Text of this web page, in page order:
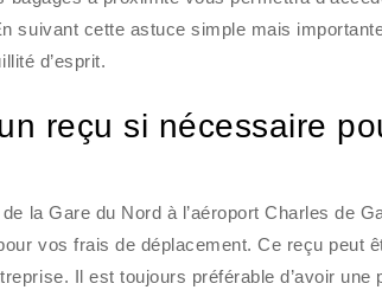
suivant cette astuce simple mais
d’esprit.
reçu si nécessaire
la Gare du Nord à l’aéroport Charles de
vos frais de déplacement. Ce reçu peut
Il est toujours préférable d’avoir une